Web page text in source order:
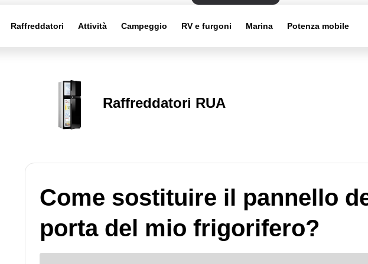
Raffreddatori Attività Campeggio RV e furgoni Marina Potenza mobile
Raffreddatori RUA
Come sostituire il pannello
porta del mio frigorifero?